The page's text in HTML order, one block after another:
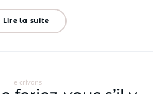
Lire la suite
e-crivons